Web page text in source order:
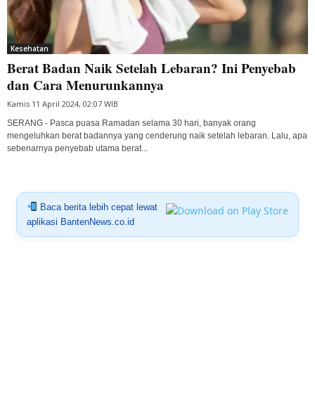
Kesehatan
Berat Badan Naik Setelah Lebaran? Ini Penyebab
dan Cara Menurunkannya
Kamis 11 April 2024, 02:07 WIB
SERANG - Pasca puasa Ramadan selama 30 hari, banyak orang
mengeluhkan berat badannya yang cenderung naik setelah lebaran. Lalu, apa
sebenarnya penyebab utama berat...
Baca berita lebih cepat lewat
aplikasi BantenNews.co.id